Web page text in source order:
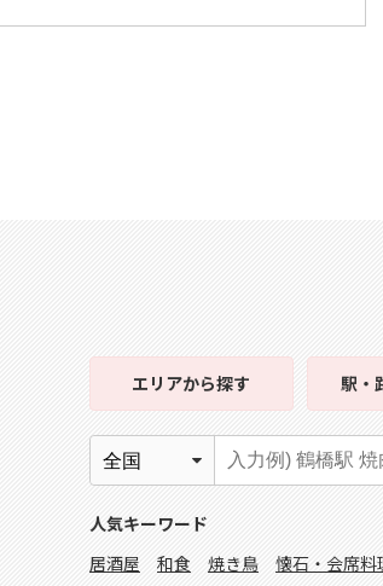
エリアから探す 駅・
人気キーワード
居酒屋
和食 焼き鳥 懐石・会席料